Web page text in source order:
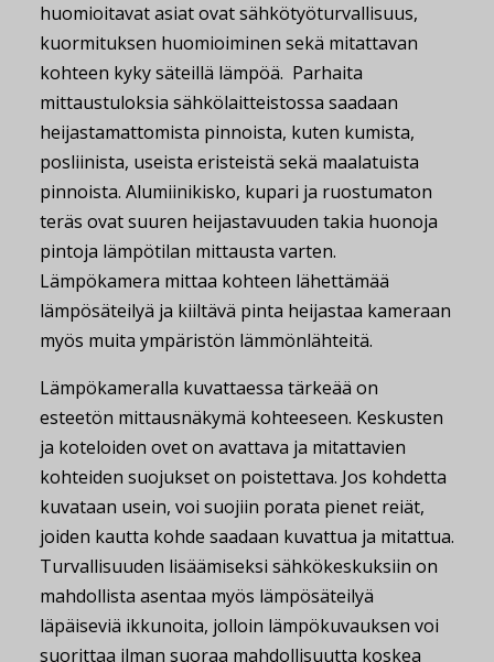
huomioitavat asiat ovat sähkötyöturvallisuus,
kuormituksen huomioiminen sekä mitattavan
kohteen kyky säteillä lämpöä. Parhaita
mittaustuloksia sähkölaitteistossa saadaan
heijastamattomista pinnoista, kuten kumista,
posliinista, useista eristeistä sekä maalatuista
pinnoista. Alumiinikisko, kupari ja ruostumaton
teräs ovat suuren heijastavuuden takia huonoja
pintoja lämpötilan mittausta varten.
Lämpökamera mittaa kohteen lähettämää
lämpösäteilyä ja kiiltävä pinta heijastaa kameraan
myös muita ympäristön lämmönlähteitä.
Lämpökameralla kuvattaessa tärkeää on
esteetön mittausnäkymä kohteeseen. Keskusten
ja koteloiden ovet on avattava ja mitattavien
kohteiden suojukset on poistettava. Jos kohdetta
kuvataan usein, voi suojiin porata pienet reiät,
joiden kautta kohde saadaan kuvattua ja mitattua.
Turvallisuuden lisäämiseksi sähkökeskuksiin on
mahdollista asentaa myös lämpösäteilyä
läpäiseviä ikkunoita, jolloin lämpökuvauksen voi
suorittaa ilman suoraa mahdollisuutta koskea